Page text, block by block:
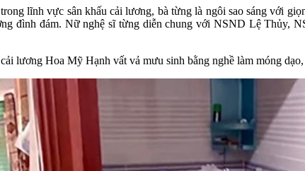
lĩnh vực sân khấu cải lương, bà từng là ngôi sao sáng với
đình đám. Nữ nghệ sĩ từng diễn chung với NSND Lệ Thủy,
lương Hoa Mỹ Hạnh vất vả mưu sinh bằng nghề làm móng